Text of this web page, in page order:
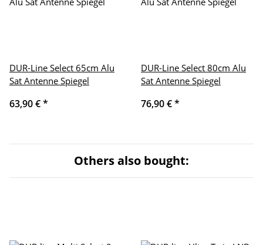
DUR-Line Select 65cm Alu
Sat Antenne Spiegel
63,90 €*
DUR-Line Select 80cm Alu
Sat Antenne Spiegel
76,90 €*
Others also bought: